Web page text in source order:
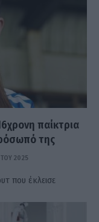
παίκτρια
της
2025
που έκλεισε